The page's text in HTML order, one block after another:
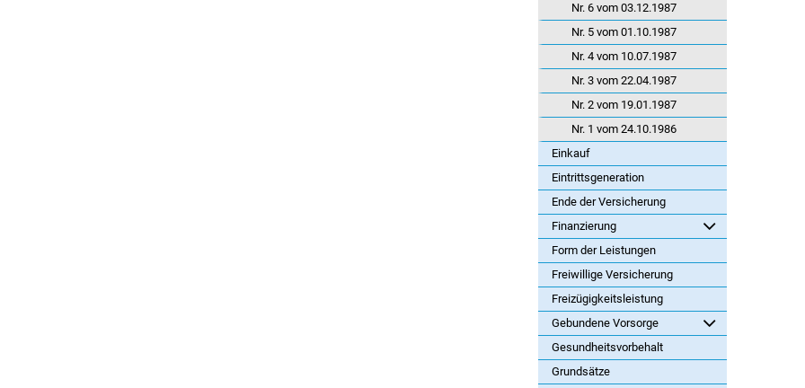
Nr. 6 vom 03.12.1987
Nr. 5 vom 01.10.1987
Nr. 4 vom 10.07.1987
Nr. 3 vom 22.04.1987
Nr. 2 vom 19.01.1987
Nr. 1 vom 24.10.1986
Einkauf
Eintrittsgeneration
Ende der Versicherung
Finanzierung
Form der Leistungen
Freiwillige Versicherung
Freizügigkeitsleistung
Gebundene Vorsorge
Gesundheitsvorbehalt
Grundsätze